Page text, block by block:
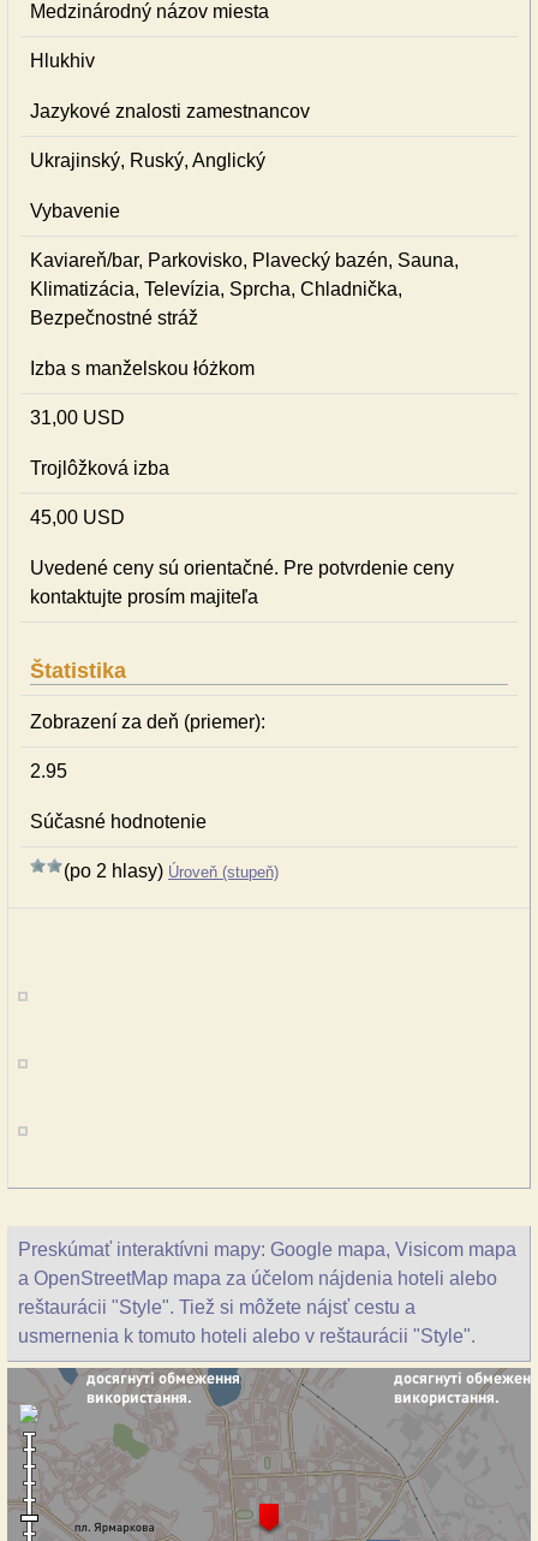
Medzinárodný názov miesta
Hlukhiv
Jazykové znalosti zamestnancov
Ukrajinský, Ruský, Anglický
Vybavenie
Kaviareň/bar, Parkovisko, Plavecký bazén, Sauna,
Klimatizácia, Televízia, Sprcha, Chladnička,
Bezpečnostné stráž
Izba s manželskou łóżkom
31,00 USD
Trojlôžková izba
45,00 USD
Uvedené ceny sú orientačné. Pre potvrdenie ceny
kontaktujte prosím majiteľa
Štatistika
Zobrazení za deň (priemer):
2.95
Súčasné hodnotenie
(po 2 hlasy) Úroveň (stupeň)
Preskúmať interaktívni mapy: Google mapa, Visicom mapa
a OpenStreetMap mapa za účelom nájdenia hoteli alebo
reštaurácii "Style". Tiež si môžete nájsť cestu a
usmernenia k tomuto hoteli alebo v reštaurácii "Style".